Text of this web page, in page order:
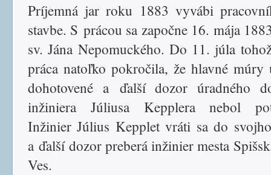
Príjemná jar roku 1883 vyvábi
stavbe. S prácou sa započne 16. mája
sv. Jána Nepomuckého. Do 11. júla
práca natoľko pokročila, že hlavné múry
dohotovené a ďalší dozor úradného
inžiniera Júliusa Kepplera nebol
Inžinier Július Kepplet vráti sa do
a ďalší dozor preberá inžinier mesta
Ves.